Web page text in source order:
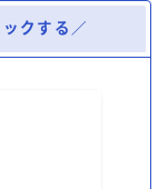
クする／